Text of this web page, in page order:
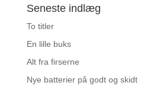
Seneste indlæg
To titler
En lille buks
Alt fra firserne
Nye batterier på godt og skidt